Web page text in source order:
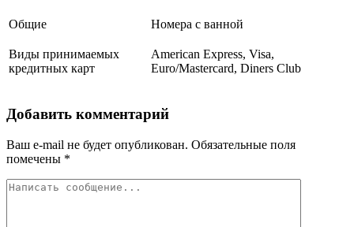
Общие Номера с ванной
Виды принимаемых
кредитных карт
American Express, Visa,
Euro/Mastercard, Diners Club
Добавить комментарий
Ваш e-mail не будет опубликован. Обязательные поля
помечены *